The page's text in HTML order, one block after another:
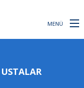
MENÜ